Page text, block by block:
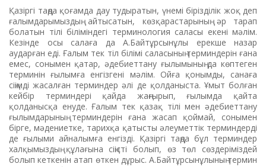
Қазіргі таңда қоғамда дау тудыратын, үнемі бірізділік жоқ деп
ғалымдарымыздың айтысатын, көзқарастарының әр тарап
болатын тілі біліміндегі терминология саласы екені мәлім.
Кезінде осы салаға да А.Байтұрсынұлы ерекше назар
аударған еді. Ғалым тек тіл білімі саласының терминдерін ғана
емес, сонымен қатар, әдебиеттану ғылымының да көптеген
терминін ғылымға енгізгені мәлім. Ойға қонымды, санаға
сіңімді жасалған терминдер әлі де қолданыста. Ұмыт болған
кейбір терминдері қайда жаңғырып, ғылымда қайта
қолданысқа енуде. Ғалым тек қазақ тілі мен әдебиеттану
ғылымдарының терминдерін ғана жасап қоймай, сонымен
бірге, мәдениетке, тарихқа қатысты әлеуметтік терминдерді
де ғылыми айналымға енгізді. Қазіргі таңда бұл терминдер
халқымыздың құлағына сіңісті болып, өз төл сөздеріміздей
болып кеткенін атап өткен дұрыс. А.Байтұрсынұлының термин